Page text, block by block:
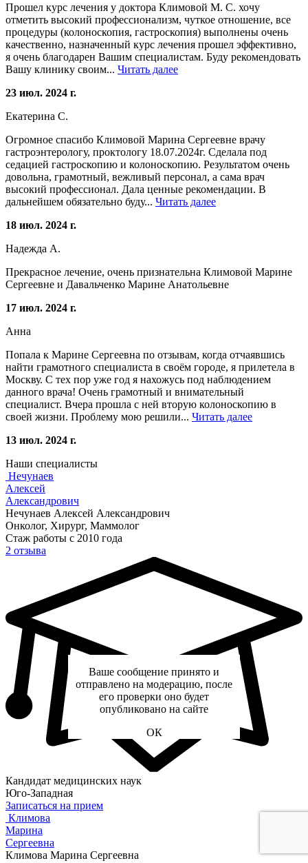
Прошел курс лечения у доктора Климовой М. С. хочу
отметить высокий профессионализм, чуткое отношение, все
процедуры (колоноскопия, гастроскопия) выполнены очень
качественно, назначенный курс лечения прошел эффективно,
я очень благодарен Вашим специалистам. Буду рекомендовать
Вашу клинику своим... Читать далее
23 июл. 2024 г.
Екатерина С.
Огромное спасибо Климовой Марина Сергеевне врачу
гастроэнтерологу, проктологу 18.07.2024г. Сделала под
седацией гастроскопию и колоноскопию. Результатом очень
довольна, грамотный, вежливый персонал, а сама врач
высокий профессионал. Дала ценные рекомендации. В
дальнейшем обязательно буду... Читать далее
18 июл. 2024 г.
Надежда А.
Прекрасное лечение, очень признательна Климовой Марине
Сергеевне и Давальченко Марине Анатольевне
17 июл. 2024 г.
Анна
Попала к Марине Сергеевна по отзывам, когда отчаявшись
найти грамотного специалиста в своём городе, я прилетела в
Москву. С тех пор уже год я нахожусь под наблюдением
данного врача! Очень грамотный и внимательный
специалист. Вчера прошла с ней вторую колоноскопию в
своей жизни. Проблему мою решили... Читать далее
13 июл. 2024 г.
Наши специалисты
Нечунаев
Алексей
Александрович
Нечунаев Алексей Александрович
Онколог, Хирург, Маммолог
Стаж работы с 2010 года
2 отзыва
Кандидат медицинских наук
Юго-Западная
Записаться на прием
Климова
Марина
Сергеевна
Климова Марина Сергеевна
Ваше сообщение принято и
отправлено на модерацию, после
его проверки оно будет
опубликовано на сайте
ОК